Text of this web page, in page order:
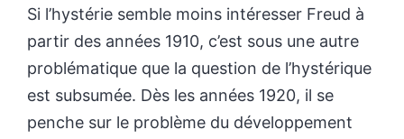
Si l’hystérie semble moins intéresser Freud à
partir des années 1910, c’est sous une autre
problématique que la question de l’hystérique
est subsumée. Dès les années 1920, il se
penche sur le problème du développement